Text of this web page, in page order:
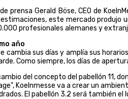
prensa Gerald Böse, CEO de
este mercado produjo
profesionales alemanes y
año
cambia sus días y amplía sus
Como siempre, los días de
del concepto del pabellón 11,
Koelnmesse va a crear un
El pabellón 3.2 será también